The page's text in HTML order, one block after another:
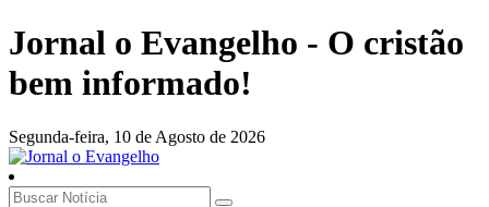
Jornal o Evangelho - O cristão
bem informado!
Segunda-feira, 10 de Agosto de 2026